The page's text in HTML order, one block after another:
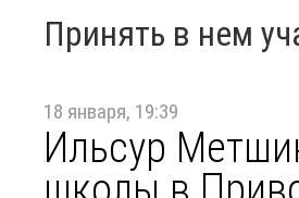
Принять в нем
18 января, 19:39
Ильсур